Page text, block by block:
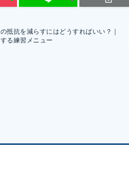
抵抗を減らすにはどうすればいい？｜
る練習メニュー